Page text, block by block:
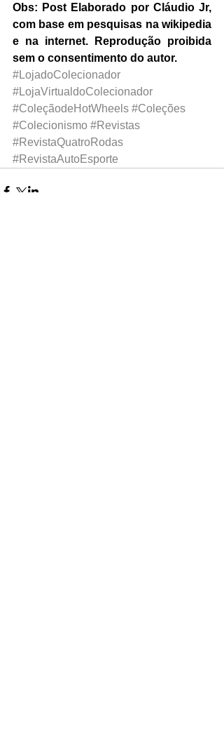
Obs: Post Elaborado por Cláudio Jr,
com base em pesquisas na wikipedia
e na internet. Reprodução proibida
sem o consentimento do autor.
#LojadoColecionador
#LojaVirtualdoColecionador
#ColeçãodeHotWheels #Coleções
#Colecionismo #Revistas
#RevistaQuatroRodas
#RevistaAutoEsporte